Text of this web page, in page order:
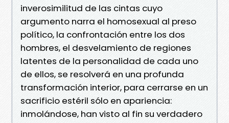
inverosimilitud de las cintas cuyo
argumento narra el homosexual al preso
político, la confrontación entre los dos
hombres, el desvelamiento de regiones
latentes de la personalidad de cada uno
de ellos, se resolverá en una profunda
transformación interior, para cerrarse en un
sacrificio estéril sólo en apariencia:
inmolándose, han visto al fin su verdadero